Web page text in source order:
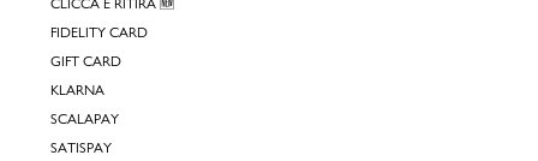
CLICCA E RITIRA 🆕
FIDELITY CARD
GIFT CARD
KLARNA
SCALAPAY
SATISPAY